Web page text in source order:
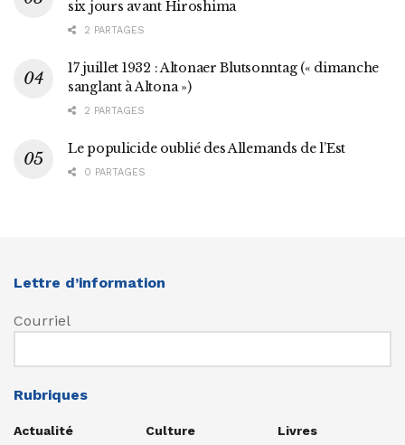
six jours avant Hiroshima
2 PARTAGES
17 juillet 1932 : Altonaer Blutsonntag (« dimanche
sanglant à Altona »)
2 PARTAGES
Le populicide oublié des Allemands de l’Est
0 PARTAGES
Lettre d’information
Courriel
Rubriques
Actualité
Culture
Livres